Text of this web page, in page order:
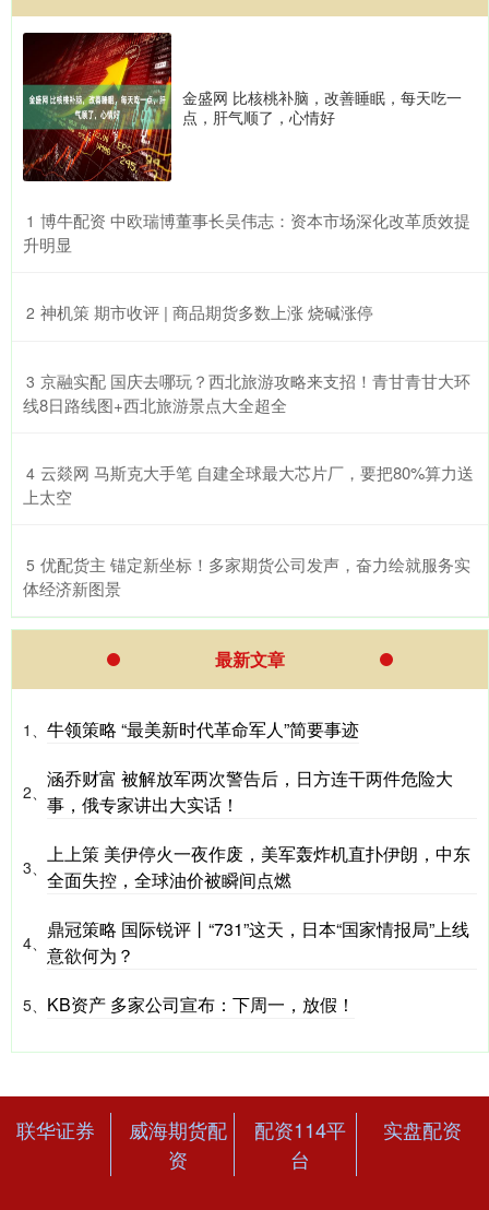
金盛网 比核桃补脑，改善睡眠，每天吃一
点，肝气顺了，心情好
1 ​博牛配资 中欧瑞博董事长吴伟志：资本市场深化改革质效提
升明显
2 ​神机策 期市收评 | 商品期货多数上涨 烧碱涨停
3 ​京融实配 国庆去哪玩？西北旅游攻略来支招！青甘青甘大环
线8日路线图+西北旅游景点大全超全
4 ​云燚网 马斯克大手笔 自建全球最大芯片厂，要把80%算力送
上太空
5 ​优配货主 锚定新坐标！多家期货公司发声，奋力绘就服务实
体经济新图景
最新文章
1、 牛领策略 “最美新时代革命军人”简要事迹
2、
涵乔财富 被解放军两次警告后，日方连干两件危险大
事，俄专家讲出大实话！
3、
上上策 美伊停火一夜作废，美军轰炸机直扑伊朗，中东
全面失控，全球油价被瞬间点燃
4、
鼎冠策略 国际锐评丨“731”这天，日本“国家情报局”上线
意欲何为？
5、 KB资产 多家公司宣布：下周一，放假！
联华证券
威海期货配
资
配资114平
台
实盘配资